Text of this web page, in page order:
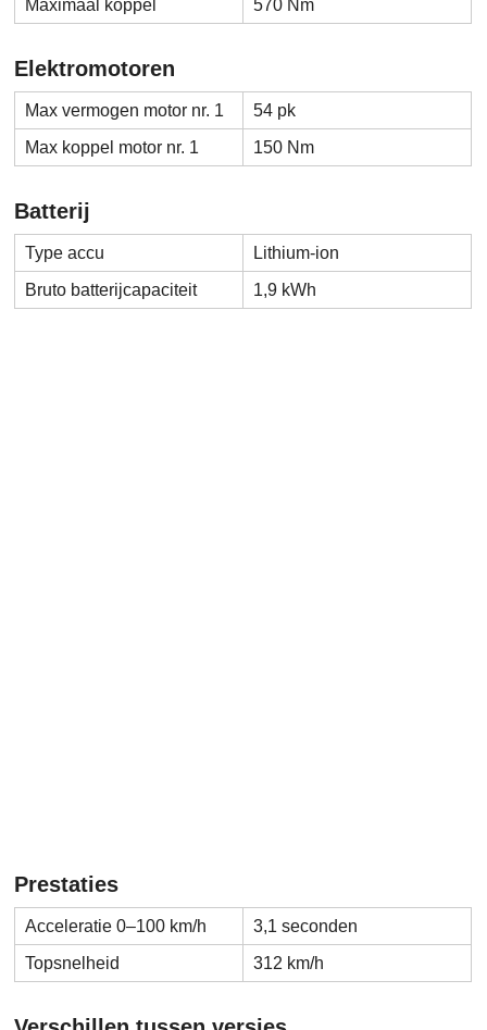
Maximaal koppel
570 Nm
Elektromotoren
Max vermogen motor nr. 1
54 pk
Max koppel motor nr. 1
150 Nm
Batterij
Type accu
Lithium-ion
Bruto batterijcapaciteit
1,9 kWh
Prestaties
Acceleratie 0–100 km/h
3,1 seconden
Topsnelheid
312 km/h